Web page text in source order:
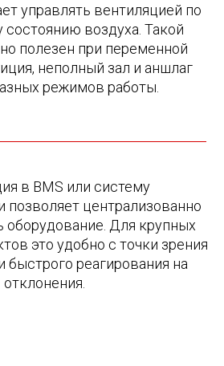
управлять вентиляцией по
воздуха. Такой
полезен при переменной
неполный зал и аншлаг
режимов работы.
в BMS или систему
позволяет централизованно
оборудование. Для крупных
это удобно с точки зрения
быстрого реагирования на
отклонения.